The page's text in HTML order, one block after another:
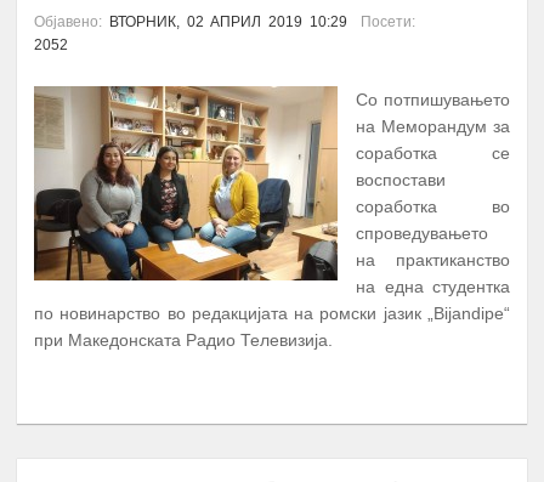
Објавено: ВТОРНИК, 02 АПРИЛ 2019 10:29
Посети:
2052
Со потпишувањето
на Меморандум за
соработка се
воспостави
соработка во
спроведувањето
на практиканство
на една студентка
по новинарство во редакцијата на ромски јазик „Bijandipe“
при Македонската Радио Телевизија.